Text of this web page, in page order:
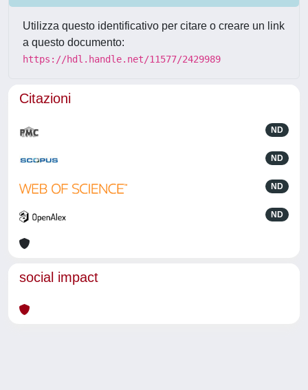
Utilizza questo identificativo per citare o creare un link
a questo documento:
https://hdl.handle.net/11577/2429989
Citazioni
ND
ND
ND
ND
social impact